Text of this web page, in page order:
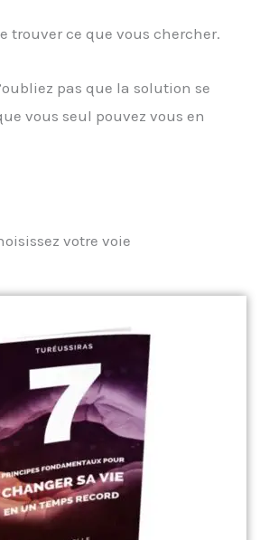
trouver ce que vous chercher.
pas que la solution se
vous seul pouvez vous en
votre voie